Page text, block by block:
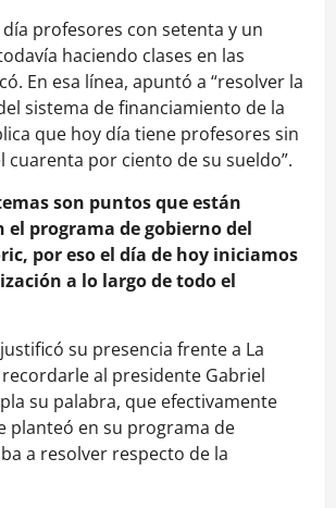
día profesores con setenta y un
haciendo clases en las
En esa línea, apuntó a “resolver la
sistema de financiamiento de la
que hoy día tiene profesores sin
cuarenta por ciento de su sueldo”.
son puntos que están
el programa de gobierno del
por eso el día de hoy iniciamos
a lo largo de todo el
su presencia frente a La
al presidente Gabriel
su palabra, que efectivamente
planteó en su programa de
a resolver respecto de la